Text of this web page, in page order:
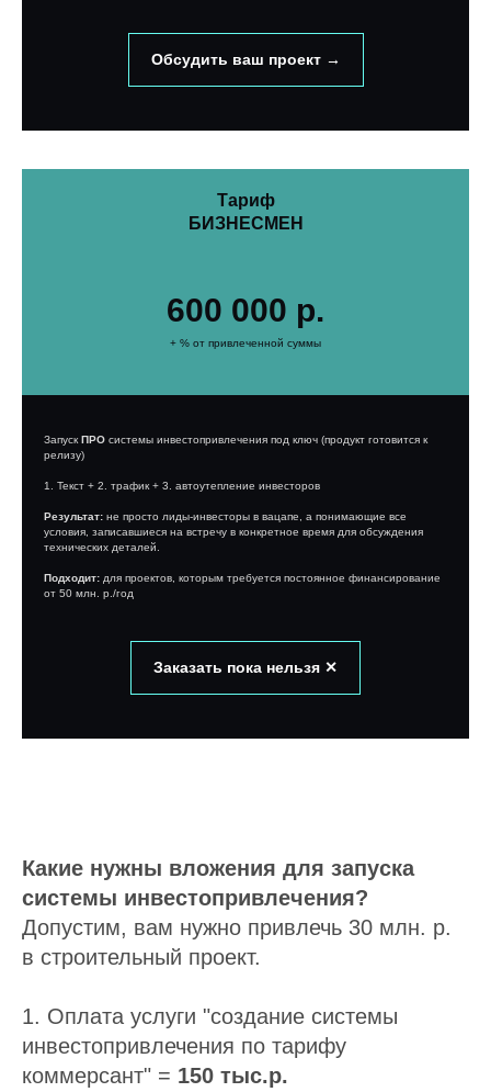
Обсудить ваш проект →
Тариф
БИЗНЕСМЕН
600 000 р.
+ % от привлеченной суммы
Запуск ПРО системы инвестопривлечения под ключ (продукт готовится к
релизу)
1. Текст + 2. трафик + 3. автоутепление инвесторов
Результат: не просто лиды-инвесторы в вацапе, а понимающие все
условия, записавшиеся на встречу в конкретное время для обсуждения
технических деталей.
Подходит: для проектов, которым требуется постоянное финансирование
от 50 млн. р./год
Заказать пока нельзя ✕
Какие нужны вложения для запуска
системы инвестопривлечения?
Допустим, вам нужно привлечь 30 млн. р.
в строительный проект.
1. Оплата услуги "создание системы
инвестопривлечения по тарифу
коммерсант" = 150 тыс.р.